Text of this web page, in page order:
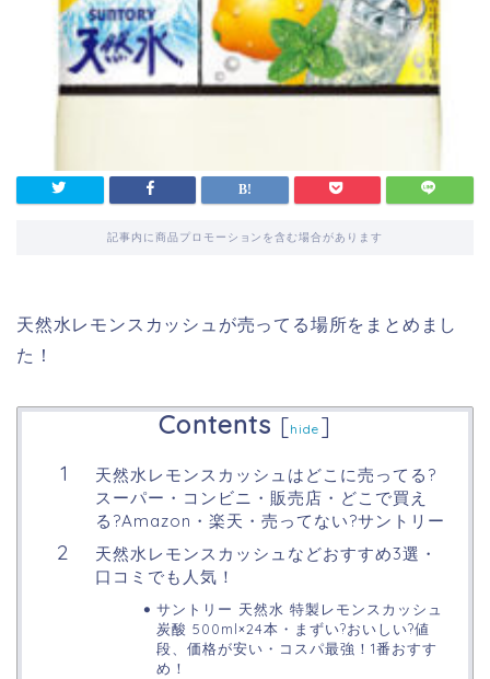
記事内に商品プロモーションを含む場合があります
天然水レモンスカッシュが売ってる場所をまとめまし
た！
Contents [hide ]
天然水レモンスカッシュはどこに売ってる?
スーパー・コンビニ・販売店・どこで買え
る?Amazon・楽天・売ってない?サントリー
天然水レモンスカッシュなどおすすめ3選・
口コミでも人気！
サントリー 天然水 特製レモンスカッシュ
炭酸 500ml×24本・まずい?おいしい?値
段、価格が安い・コスパ最強！1番おすす
め！